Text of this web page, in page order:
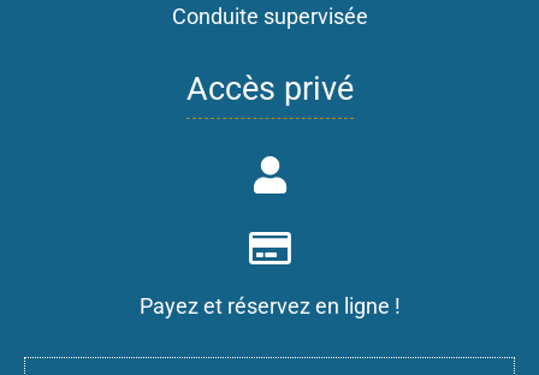
Conduite supervisée
Accès privé
Payez et réservez en ligne !